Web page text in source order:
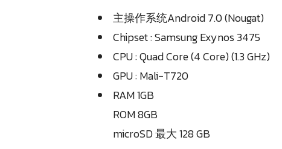
主操作系统Android 7.0 (Nougat)
Chipset : Samsung Exynos 3475
CPU : Quad Core (4 Core) (1.3 GHz)
GPU : Mali-T720
RAM 1GB
ROM 8GB
microSD 最大 128 GB